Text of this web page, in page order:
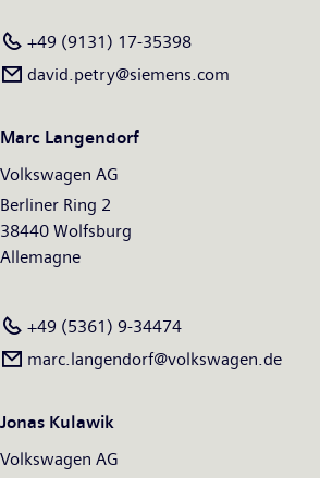
+49 (9131) 17-35398
david.petry​@siemens.com
Marc Langendorf
Volkswagen AG
Berliner Ring 2
38440 Wolfsburg
Allemagne
+49 (5361) 9-34474
marc.langendorf@volkswagen.de
Jonas Kulawik
Volkswagen AG